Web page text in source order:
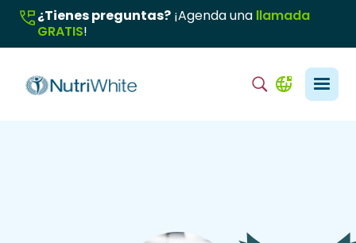
¿Tienes preguntas? ¡Agenda una llamada
GRATIS!